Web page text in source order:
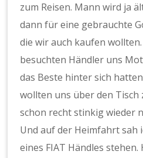
zum Reisen. Mann wird ja
dann für eine gebrauchte
die wir auch kaufen
besuchten Händler uns
das Beste hinter sich
wollten uns über den Tisch
schon recht stinkig wieder
Und auf der Heimfahrt sah
eines FIAT Händles stehen.